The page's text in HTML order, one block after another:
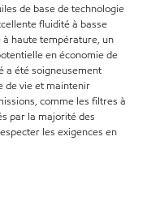
de base de technologie
fluidité à basse
haute température, un
en économie de
a été soigneusement
de vie et maintenir
comme les filtres à
par la majorité des
les exigences en